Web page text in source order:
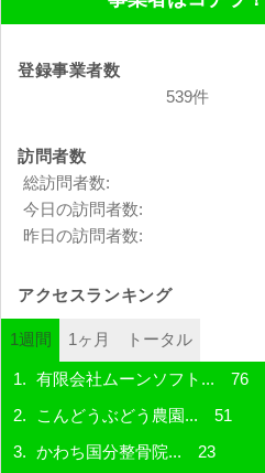
登録事業者数
539件
訪問者数
総訪問者数:
今日の訪問者数:
昨日の訪問者数:
アクセスランキング
1週間 1ヶ月 トータル
有限会社ムーンソフト... 76
こんどうぶどう農園... 51
かわち国分整骨院... 23